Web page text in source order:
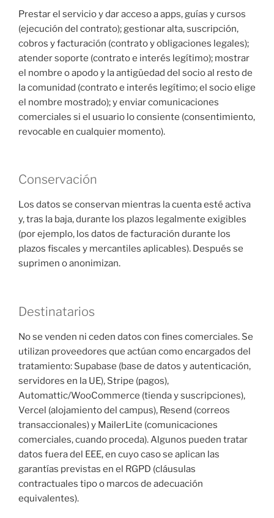
Prestar el servicio y dar acceso a apps, guías y cursos
(ejecución del contrato); gestionar alta, suscripción,
cobros y facturación (contrato y obligaciones legales);
atender soporte (contrato e interés legítimo); mostrar
el nombre o apodo y la antigüedad del socio al resto de
la comunidad (contrato e interés legítimo; el socio elige
el nombre mostrado); y enviar comunicaciones
comerciales si el usuario lo consiente (consentimiento,
revocable en cualquier momento).
Conservación
Los datos se conservan mientras la cuenta esté activa
y, tras la baja, durante los plazos legalmente exigibles
(por ejemplo, los datos de facturación durante los
plazos fiscales y mercantiles aplicables). Después se
suprimen o anonimizan.
Destinatarios
No se venden ni ceden datos con fines comerciales. Se
utilizan proveedores que actúan como encargados del
tratamiento: Supabase (base de datos y autenticación,
servidores en la UE), Stripe (pagos),
Automattic/WooCommerce (tienda y suscripciones),
Vercel (alojamiento del campus), Resend (correos
transaccionales) y MailerLite (comunicaciones
comerciales, cuando proceda). Algunos pueden tratar
datos fuera del EEE, en cuyo caso se aplican las
garantías previstas en el RGPD (cláusulas
contractuales tipo o marcos de adecuación
equivalentes).